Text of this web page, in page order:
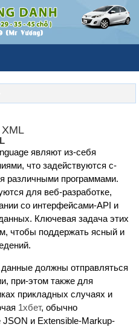
являют из-себя
что задействуются с-
различными программами.
для веб-разработке,
со интерфейсами-API и
Ключевая задача этих
чтобы поддержать ясный и
должны отправляться
при-этом также для
прикладных случаях и
1хбет, обычно
JSON и Extensible-Markup-